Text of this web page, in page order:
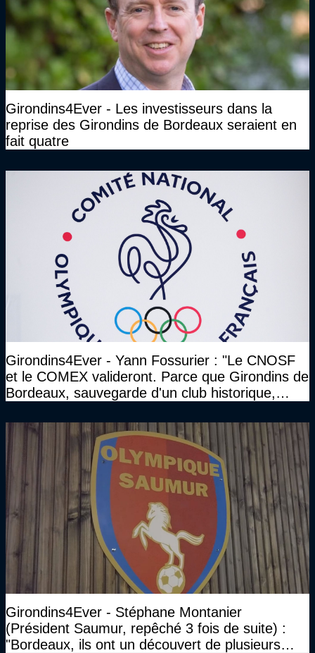
Girondins4Ever - Les investisseurs dans la
reprise des Girondins de Bordeaux seraient en
fait quatre
Girondins4Ever - Yann Fossurier : "Le CNOSF
et le COMEX valideront. Parce que Girondins de
Bordeaux, sauvegarde d'un club historique,
Girondins4Ever - Stéphane Montanier
(Président Saumur, repêché 3 fois de suite) :
"Bordeaux, ils ont un découvert de plusieurs